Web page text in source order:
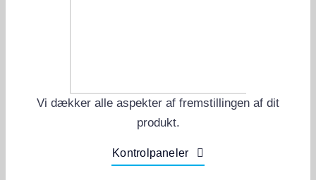
Vi dækker alle aspekter af fremstillingen af dit
produkt.
Kontrolpaneler